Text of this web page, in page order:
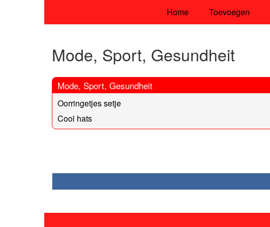
Home Toevoegen
Mode, Sport, Gesundheit
Mode, Sport, Gesundheit
Oorringetjes setje
Cool hats